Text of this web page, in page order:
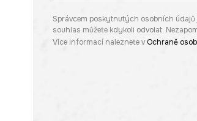
Správcem poskytnutých osobních údajů
souhlas můžete kdykoli odvolat.
Více informací naleznete v Ochraně